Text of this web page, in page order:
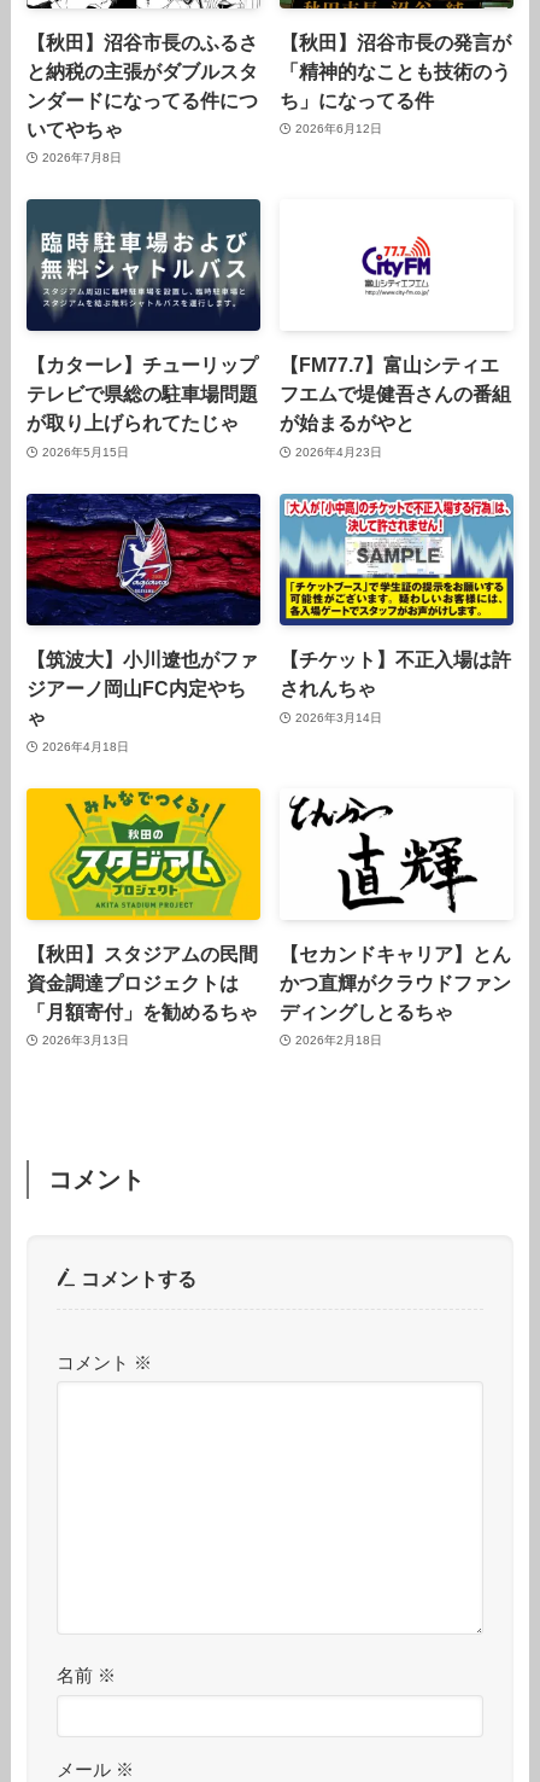
【秋田】沼谷市長のふるさ
と納税の主張がダブルスタ
ンダードになってる件につ
いてやちゃ
2026年7月8日
【秋田】沼谷市長の発言が
「精神的なことも技術のう
ち」になってる件
2026年6月12日
【カターレ】チューリップ
テレビで県総の駐車場問題
が取り上げられてたじゃ
2026年5月15日
【FM77.7】富山シティエ
フエムで堤健吾さんの番組
が始まるがやと
2026年4月23日
【筑波大】小川遼也がファ
ジアーノ岡山FC内定やち
ゃ
2026年4月18日
【チケット】不正入場は許
されんちゃ
2026年3月14日
【秋田】スタジアムの民間
資金調達プロジェクトは
「月額寄付」を勧めるちゃ
2026年3月13日
【セカンドキャリア】とん
かつ直輝がクラウドファン
ディングしとるちゃ
2026年2月18日
コメント
コメントする
コメント ※
名前 ※
メール ※